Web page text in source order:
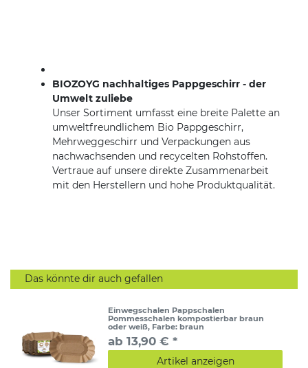
BIOZOYG nachhaltiges Pappgeschirr - der
Umwelt zuliebe
Unser Sortiment umfasst eine breite Palette an
umweltfreundlichem Bio Pappgeschirr,
Mehrweggeschirr und Verpackungen aus
nachwachsenden und recycelten Rohstoffen.
Vertraue auf unsere direkte Zusammenarbeit
mit den Herstellern und hohe Produktqualität.
Das könnte dir auch gefallen
Einwegschalen Pappschalen
Pommesschalen kompostierbar braun
oder weiß, Farbe: braun
ab 13,90 € *
Artikel anzeigen